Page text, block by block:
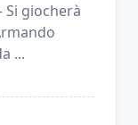
Si giocherà
...